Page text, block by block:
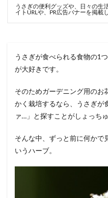
うさぎの便利グッズや、日々の生
イトURLや、PR広告バナーを掲載
うさぎが食べられる食物の1つ
が大好きです。
そのためガーデニング用のお
かく栽培するなら、うさぎが
ァ…」と探すことがしょっちゅ
そんな中、ずっと前に何かで
いうハーブ。